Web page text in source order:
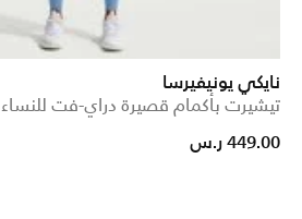
نايكي يونيفيرسا
تيشيرت بأكمام قصيرة دراي-فت للنساء
449.00 ر.س